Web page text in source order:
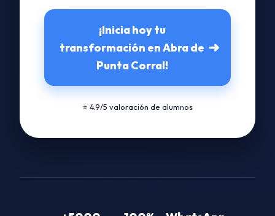
¡Inicia hoy tu
transformación en Abra de
Punta Corral!
➜
⭐ 4.9/5 valoración de alumnos